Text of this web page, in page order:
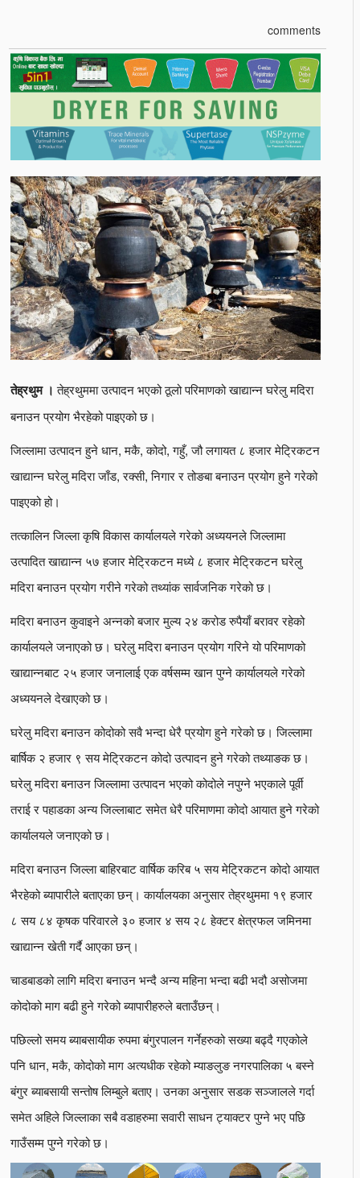
comments
तेह्रथुम । तेह्रथुममा उत्पादन भएको ठूलो परिमाणको खाद्यान्न घरेलु मदिरा
बनाउन प्रयोग भैरहेको पाइएको छ।
जिल्लामा उत्पादन हुने धान, मकै, कोदो, गहुँ, जौ लगायत ८ हजार मेट्रिकटन
खाद्यान्न घरेलु मदिरा जाँड, रक्सी, निगार र तोङबा बनाउन प्रयोग हुने गरेको
पाइएको हो।
तत्कालिन जिल्ला कृषि विकास कार्यालयले गरेको अध्ययनले जिल्लामा
उत्पादित खाद्यान्न ५७ हजार मेट्रिकटन मध्ये ८ हजार मेट्रिकटन घरेलु
मदिरा बनाउन प्रयोग गरीने गरेको तथ्यांक सार्वजनिक गरेको छ।
मदिरा बनाउन कुवाइने अन्नको बजार मुल्य २४ करोड रुपैयाँ बरावर रहेको
कार्यालयले जनाएको छ। घरेलु मदिरा बनाउन प्रयोग गरिने यो परिमाणको
खाद्यान्नबाट २५ हजार जनालाई एक वर्षसम्म खान पुग्ने कार्यालयले गरेको
अध्ययनले देखाएको छ।
घरेलु मदिरा बनाउन कोदोको सवै भन्दा धेरै प्रयोग हुने गरेको छ। जिल्लामा
बार्षिक २ हजार ९ सय मेट्रिकटन कोदो उत्पादन हुने गरेको तथ्याङक छ।
घरेलु मदिरा बनाउन जिल्लामा उत्पादन भएको कोदोले नपुग्ने भएकाले पूर्वी
तराई र पहाडका अन्य जिल्लाबाट समेत धेरै परिमाणमा कोदो आयात हुने गरेको
कार्यालयले जनाएको छ।
मदिरा बनाउन जिल्ला बाहिरबाट वार्षिक करिब ५ सय मेट्रिकटन कोदो आयात
भैरहेको ब्यापारीले बताएका छन्। कार्यालयका अनुसार तेह्रथुममा १९ हजार
८ सय ८४ कृषक परिवारले ३० हजार ४ सय २८ हेक्टर क्षेत्रफल जमिनमा
खाद्यान्न खेती गर्दै आएका छन्।
चाडबाडको लागि मदिरा बनाउन भन्दै अन्य महिना भन्दा बढी भदौ असोजमा
कोदोको माग बढी हुने गरेको ब्यापारीहरुले बताउँछन्।
पछिल्लो समय ब्याबसायीक रुपमा बंगुरपालन गर्नेहरुको सख्या बढ्दै गएकोले
पनि धान, मकै, कोदोको माग अत्यधीक रहेको म्याङलुङ नगरपालिका ५ बस्ने
बंगुर ब्याबसायी सन्तोष लिम्बुले बताए। उनका अनुसार सडक सञ्जालले गर्दा
समेत अहिले जिल्लाका सबै वडाहरुमा सवारी साधन ट्याक्टर पुग्ने भए पछि
गाउँसम्म पुग्ने गरेको छ।